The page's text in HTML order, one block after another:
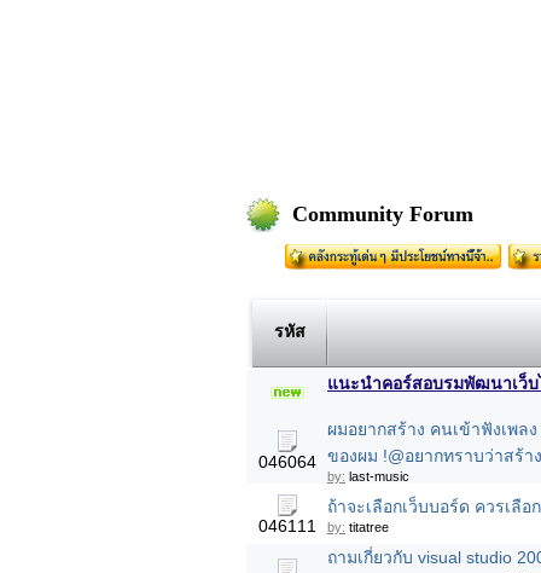
Community Forum
รหัส
แนะนำคอร์สอบรมพัฒนาเว็บ
046064
ผมอยากสร้าง คนเข้าฟังเพล
ของผม !@อยากทราบว่าสร้า
by: last-music
046111
ถ้าจะเลือกเว็บบอร์ด ควรเลื
by: titatree
ถามเกี่ยวกับ visual studio